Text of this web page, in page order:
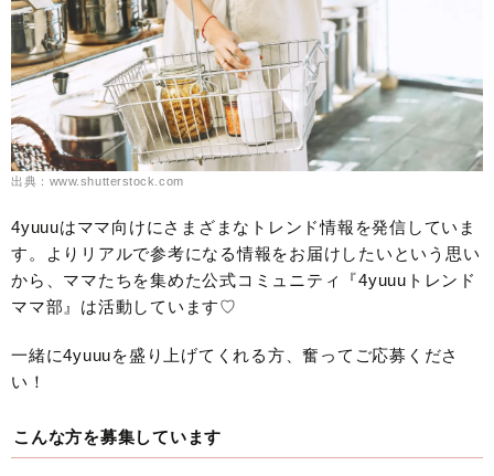
出典：www.shutterstock.com
4yuuuはママ向けにさまざまなトレンド情報を発信していま
す。よりリアルで参考になる情報をお届けしたいという思い
から、ママたちを集めた公式コミュニティ『4yuuuトレンド
ママ部』は活動しています♡
一緒に4yuuuを盛り上げてくれる方、奮ってご応募くださ
い！
こんな方を募集しています